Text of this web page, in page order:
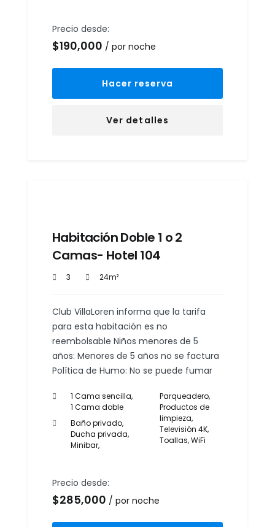
Precio desde:
$190,000 por noche
Hacer reserva
Ver detalles
Habitación Doble 1 o 2
Camas- Hotel 104
3 24m²
Club VillaLoren informa que la tarifa
para esta habitación es no
reembolsable Niños menores de 5
años: Menores de 5 años no se factura
Política de Humo: No se puede fumar
1 Cama sencilla,
1 Cama doble
Baño privado,
Ducha privada,
Minibar,
Parqueadero,
Productos de
limpieza,
Televisión 4K,
Toallas,WiFi
Precio desde:
$285,000 por noche